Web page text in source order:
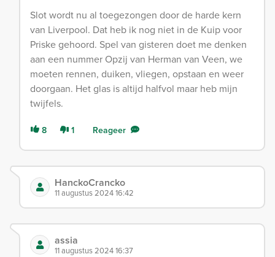
Slot wordt nu al toegezongen door de harde kern
van Liverpool. Dat heb ik nog niet in de Kuip voor
Priske gehoord. Spel van gisteren doet me denken
aan een nummer Opzij van Herman van Veen, we
moeten rennen, duiken, vliegen, opstaan en weer
doorgaan. Het glas is altijd halfvol maar heb mijn
twijfels.
8 1 Reageer
HanckoCrancko
11 augustus 2024 16:42
assia
11 augustus 2024 16:37